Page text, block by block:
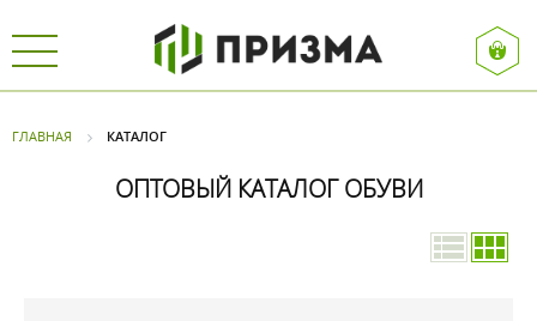
ГЛАВНАЯ КАТАЛОГ
ОПТОВЫЙ КАТАЛОГ ОБУВИ